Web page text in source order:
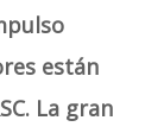
están
La gran